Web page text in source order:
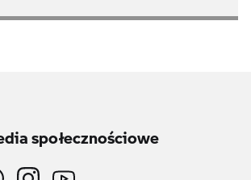
społecznościowe